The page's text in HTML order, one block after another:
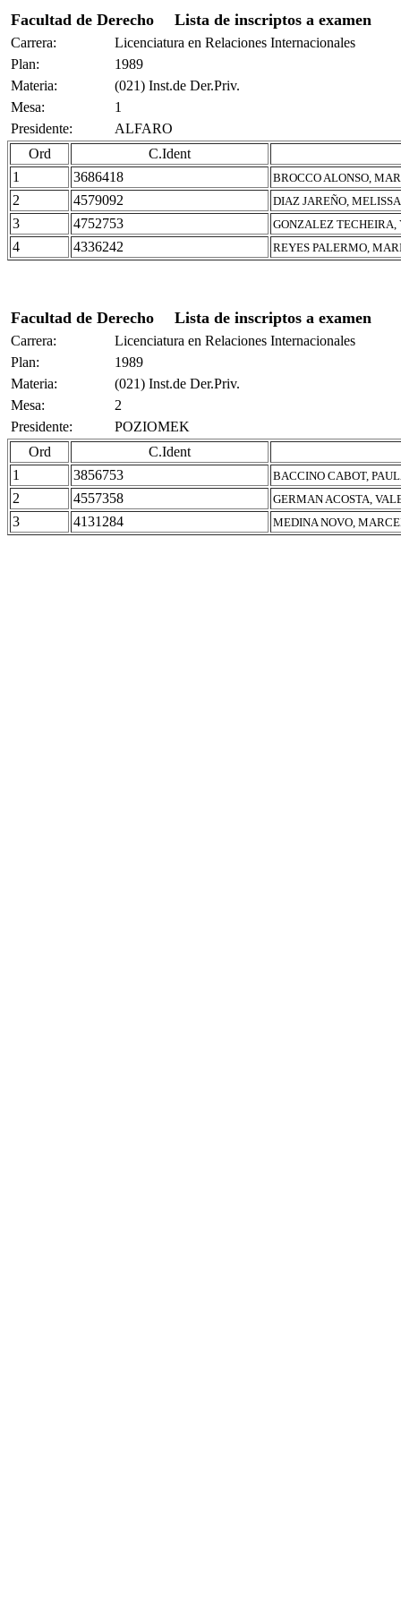
Facultad de Derecho Lista de inscriptos a examen
Carrera:
Licenciatura en Relaciones Internacionales
Plan:
1989
Materia:
(021) Inst.de Der.Priv.
Mesa:
1
Presidente:
ALFARO
Ord
C.Ident
1
3686418 BROCCO ALONSO,
2 4579092 DIAZ JAREÑO,
3 4752753 GONZALEZ TECHEIRA,
4 4336242 REYES PALERMO,
Facultad de Derecho Lista de inscriptos a examen
Carrera:
Licenciatura en Relaciones Internacionales
Plan:
1989
Materia:
(021) Inst.de Der.Priv.
Mesa:
2
Presidente:
POZIOMEK
Ord
C.Ident
1
3856753 BACCINO CABOT,
2 4557358 GERMAN ACOSTA,
3 4131284 MEDINA NOVO,